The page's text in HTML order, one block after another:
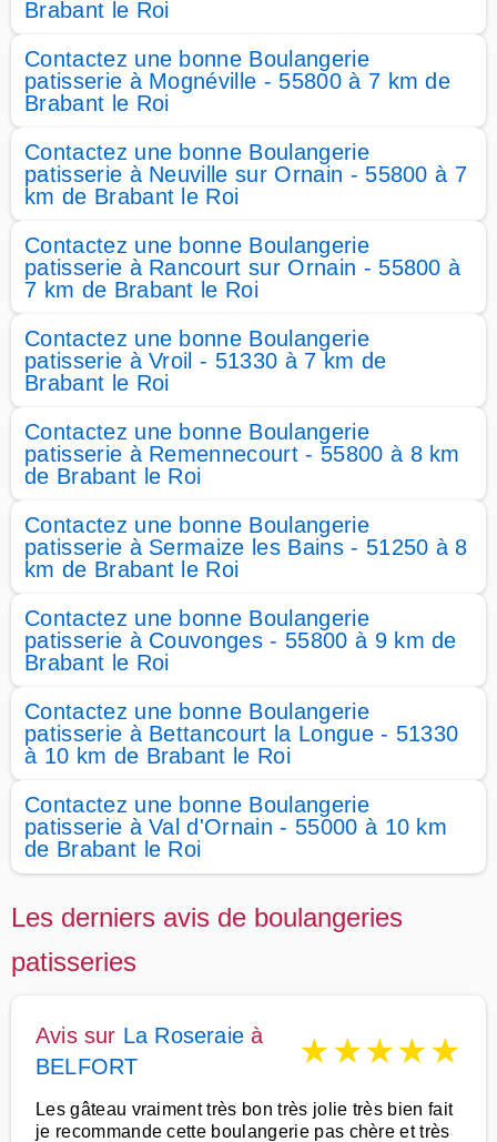
Brabant le Roi
Contactez une bonne Boulangerie
patisserie à Mognéville - 55800 à 7 km de
Brabant le Roi
Contactez une bonne Boulangerie
patisserie à Neuville sur Ornain - 55800 à 7
km de Brabant le Roi
Contactez une bonne Boulangerie
patisserie à Rancourt sur Ornain - 55800 à
7 km de Brabant le Roi
Contactez une bonne Boulangerie
patisserie à Vroil - 51330 à 7 km de
Brabant le Roi
Contactez une bonne Boulangerie
patisserie à Remennecourt - 55800 à 8 km
de Brabant le Roi
Contactez une bonne Boulangerie
patisserie à Sermaize les Bains - 51250 à 8
km de Brabant le Roi
Contactez une bonne Boulangerie
patisserie à Couvonges - 55800 à 9 km de
Brabant le Roi
Contactez une bonne Boulangerie
patisserie à Bettancourt la Longue - 51330
à 10 km de Brabant le Roi
Contactez une bonne Boulangerie
patisserie à Val d'Ornain - 55000 à 10 km
de Brabant le Roi
Les derniers avis de boulangeries
patisseries
Avis sur La Roseraie à
BELFORT
★★★★★
Les gâteau vraiment très bon très jolie très bien fait
je recommande cette boulangerie pas chère et très